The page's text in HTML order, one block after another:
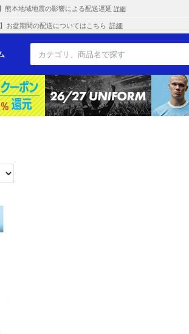
熊本地域地震の影響による配送遅延 詳細
】お盆期間の配送についてはこちら 詳細